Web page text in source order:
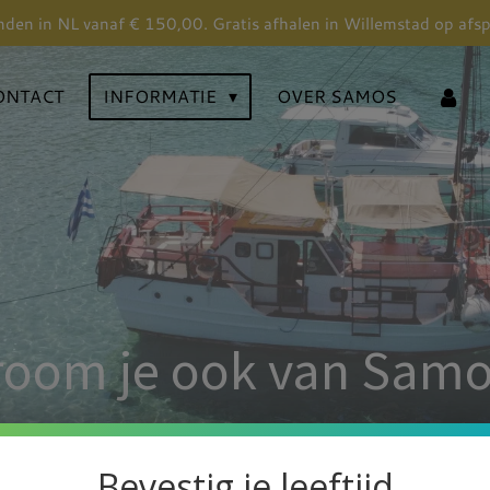
in NL vanaf € 150,00. Gratis afhalen in Willemstad op
INFORMATIE OVER SAMOS
je ook van
Naar de webshop